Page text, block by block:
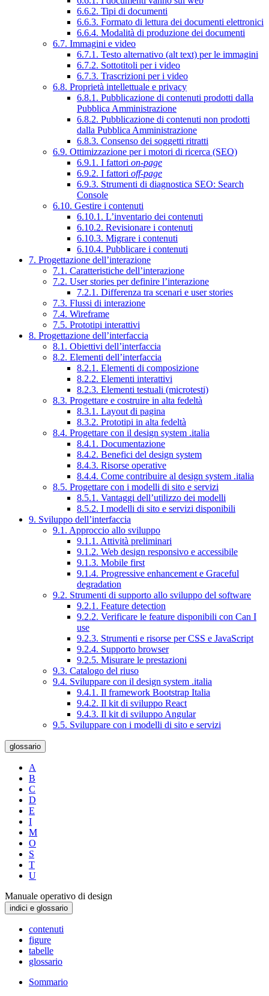
6.6.2. Tipi di documenti
6.6.3. Formato di lettura dei documenti elettronici
6.6.4. Modalità di produzione dei documenti
6.7. Immagini e video
6.7.1. Testo alternativo (alt text) per le immagini
6.7.2. Sottotitoli per i video
6.7.3. Trascrizioni per i video
6.8. Proprietà intellettuale e privacy
6.8.1. Pubblicazione di contenuti prodotti dalla
Pubblica Amministrazione
6.8.2. Pubblicazione di contenuti non prodotti
dalla Pubblica Amministrazione
6.8.3. Consenso dei soggetti ritratti
6.9. Ottimizzazione per i motori di ricerca (SEO)
6.9.1. I fattori on-page
6.9.2. I fattori off-page
6.9.3. Strumenti di diagnostica SEO: Search
Console
6.10. Gestire i contenuti
6.10.1. L’inventario dei contenuti
6.10.2. Revisionare i contenuti
6.10.3. Migrare i contenuti
6.10.4. Pubblicare i contenuti
7. Progettazione dell’interazione
7.1. Caratteristiche dell’interazione
7.2. User stories per definire l’interazione
7.2.1. Differenza tra scenari e user stories
7.3. Flussi di interazione
7.4. Wireframe
7.5. Prototipi interattivi
8. Progettazione dell’interfaccia
8.1. Obiettivi dell’interfaccia
8.2. Elementi dell’interfaccia
8.2.1. Elementi di composizione
8.2.2. Elementi interattivi
8.2.3. Elementi testuali (microtesti)
8.3. Progettare e costruire in alta fedeltà
8.3.1. Layout di pagina
8.3.2. Prototipi in alta fedeltà
8.4. Progettare con il design system .italia
8.4.1. Documentazione
8.4.2. Benefici del design system
8.4.3. Risorse operative
8.4.4. Come contribuire al design system .italia
8.5. Progettare con i modelli di sito e servizi
8.5.1. Vantaggi dell’utilizzo dei modelli
8.5.2. I modelli di sito e servizi disponibili
9. Sviluppo dell’interfaccia
9.1. Approccio allo sviluppo
9.1.1. Attività preliminari
9.1.2. Web design responsivo e accessibile
9.1.3. Mobile first
9.1.4. Progressive enhancement e Graceful
degradation
9.2. Strumenti di supporto allo sviluppo del software
9.2.1. Feature detection
9.2.2. Verificare le feature disponibili con Can I
use
9.2.3. Strumenti e risorse per CSS e JavaScript
9.2.4. Supporto browser
9.2.5. Misurare le prestazioni
9.3. Catalogo del riuso
9.4. Sviluppare con il design system .italia
9.4.1. Il framework Bootstrap Italia
9.4.2. Il kit di sviluppo React
9.4.3. Il kit di sviluppo Angular
9.5. Sviluppare con i modelli di sito e servizi
glossario
A
B
C
D
E
I
M
O
S
T
U
Manuale operativo di design
indici e glossario
contenuti
figure
tabelle
glossario
Sommario